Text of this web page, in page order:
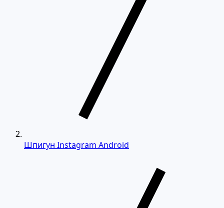
Шпигун Instagram Android